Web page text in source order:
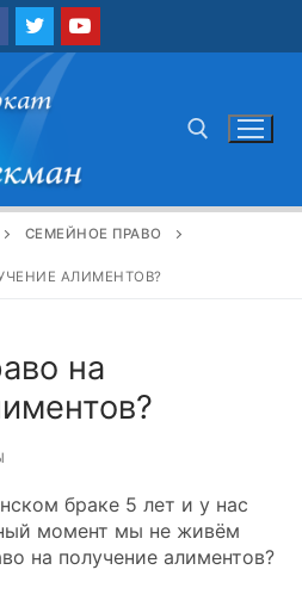
СЕМЕЙНОЕ ПРАВО
АЛИМЕНТОВ?
на
браке 5 лет и у нас
момент мы не живём
на получение алиментов?